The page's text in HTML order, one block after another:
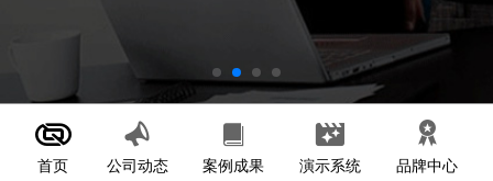
首页 公司动态 案例成果 演示系统 品牌中心